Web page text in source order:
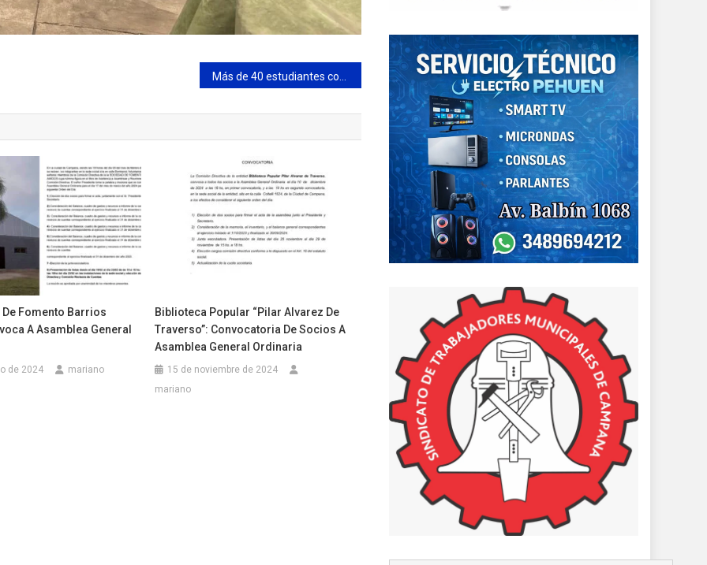
De Fomento Barrios
A Asamblea General
de 2024 mariano
Biblioteca Popular “Pilar Alvarez De
Traverso”: Convocatoria De Socios A
Asamblea General Ordinaria
15 de noviembre de 2024
mariano